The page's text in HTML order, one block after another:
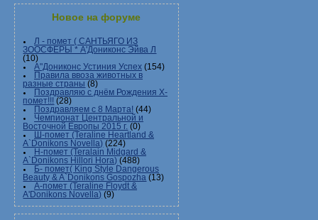
Новое на форуме
Л - помет ( САНТЬЯГО ИЗ
ЗООСФЕРЫ * А'Дониконс Эйва Л
(10)
А"Дониконс Устиния Успех (154)
Правила ввоза животных в
разные страны (8)
Поздравляю с днём Рождения Х-
помет!!! (28)
Поздравляем с 8 Марта! (44)
Чемпионат Центральной и
Восточной Европы 2015 г. (0)
Ш-помет (Teraline Heartland &
A`Donikons Novella) (224)
Н-помет (Teralain Midgard &
A`Donikons Hillori Hora) (488)
Б- помет( King Style Dangerous
Beauty & A`Donikons Gospozha (13)
А-помет (Teraline Floydt &
A'Donikons Novella) (9)